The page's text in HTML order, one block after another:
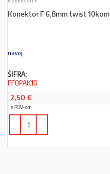
Konektor F 6,8mm twist 10kom
navoj
ŠIFRA:
FF0PAK10
2,50 €
s PDV-om